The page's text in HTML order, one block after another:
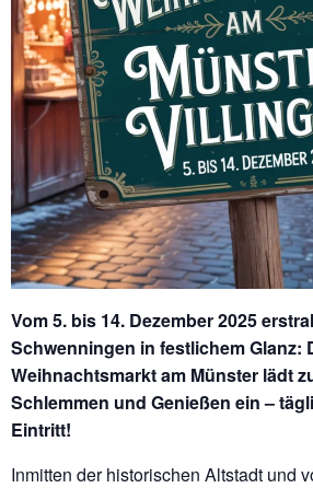
Vom 5. bis 14. Dezember 2025
Schwenningen in festlichem Glanz:
Weihnachtsmarkt am Münster lädt
Schlemmen und Genießen ein –
Eintritt!
Inmitten der historischen Altstadt und